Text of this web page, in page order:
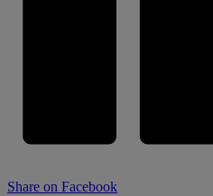
Share on Facebook